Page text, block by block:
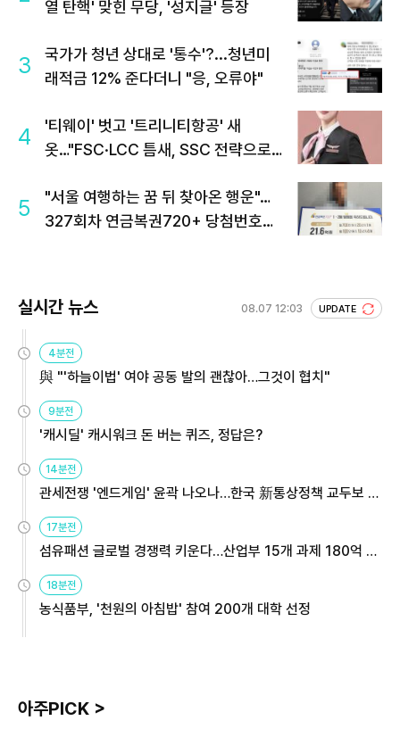
열 탄핵' 맞힌 무당, '성지글' 등장
3
국가가 청년 상대로 '통수'?...청년미
래적금 12% 준다더니 "응, 오류야"
4
'티웨이' 벗고 '트리니티항공' 새
옷…"FSC·LCC 틈새, SSC 전략으로
5
"서울 여행하는 꿈 뒤 찾아온 행운"…
327회차 연금복권720+ 당첨번호조
실시간 뉴스 08.07 12:03 UPDATE
4분전
與 "'하늘이법' 여야 공동 발의 괜찮아…그것이 협치"
9분전
'캐시딜' 캐시워크 돈 버는 퀴즈, 정답은?
14분전
관세전쟁 '엔드게임' 윤곽 나오나…한국 新통상정책 교두보 활
용해야
17분전
섬유패션 글로벌 경쟁력 키운다…산업부 15개 과제 180억 지
원
18분전
농식품부, '천원의 아침밥' 참여 200개 대학 선정
아주PICK >